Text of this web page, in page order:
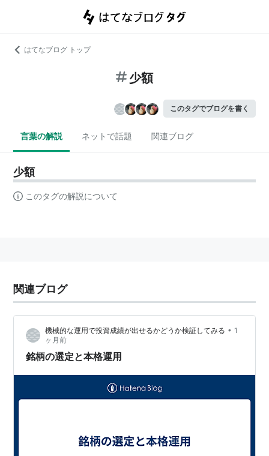
はてなブログ トップ
少額
このタグでブログを書く
言葉の解説 ネットで話題 関連ブログ
少額
このタグの解説について
関連ブログ
機械的な運用で投資成績が出せるかどうか検証してみる • 1
ヶ月前
銘柄の選定と本格運用